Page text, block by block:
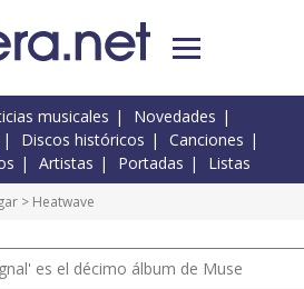
musicales
Novedades
Discos históricos
Canciones
Artistas Portadas Listas
> Heatwave
es el décimo álbum de Muse